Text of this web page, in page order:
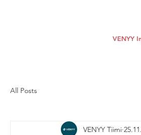
VENYY
All Posts
VENYY Tiimi